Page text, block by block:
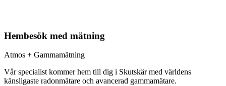
Hembesök med mätning
Atmos + Gammamätning
Vår specialist kommer hem till dig i Skutskärmed världens
känsligaste radonmätare och avancerad gammamätare.